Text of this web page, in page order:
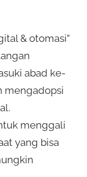
& otomasi”
abad ke-
mengadopsi
menggali
yang bisa